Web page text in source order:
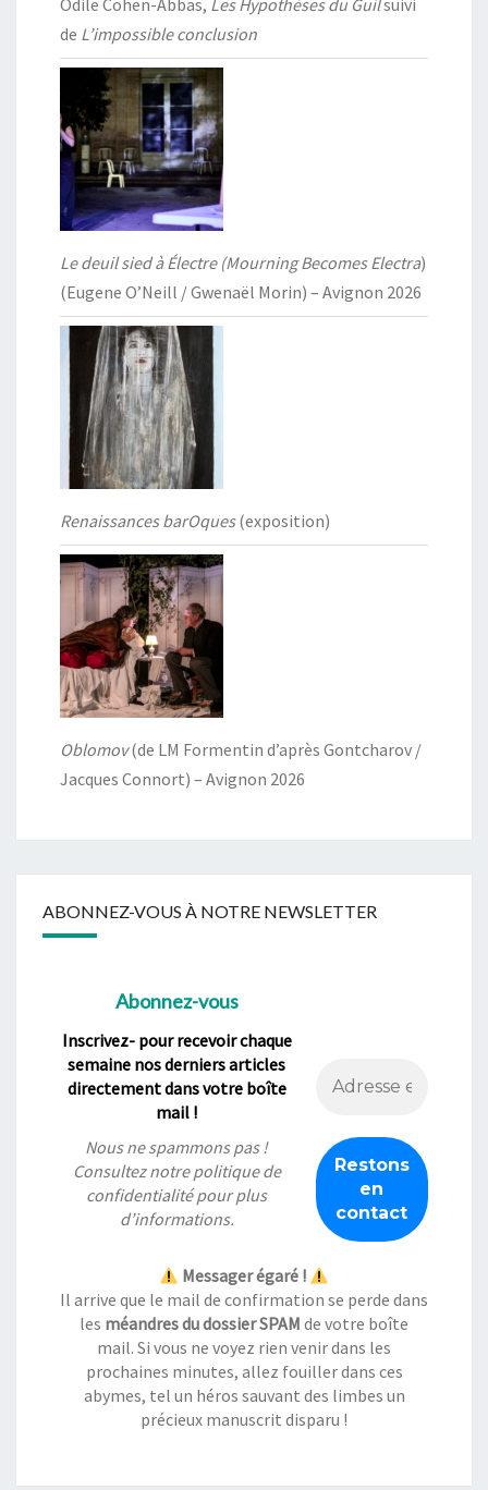
Odile Cohen-Abbas, Les Hypothèses du Guilsuivi
de L’impossible conclusion
Le deuil sied à Électre (Mourning Becomes Electra)
(Eugene O’Neill / Gwenaël Morin) – Avignon 2026
Renaissances barOques(exposition)
Oblomov(de LM Formentin d’après Gontcharov /
Jacques Connort) – Avignon 2026
ABONNEZ-VOUS À NOTRE NEWSLETTER
Abonnez-vous
Inscrivez- pour recevoir chaque
semaine nos derniers articles
directement dans votre boîte
mail !
Nous ne spammons pas !
Consultez notrepolitique de
confidentialitépour plus
d’informations.
Messager égaré !
Il arrive que le mail de confirmation se perde dans
les méandres du dossier SPAM de votre boîte
mail. Si vous ne voyez rien venir dans les
prochaines minutes, allez fouiller dans ces
abymes, tel un héros sauvant des limbes un
précieux manuscrit disparu !